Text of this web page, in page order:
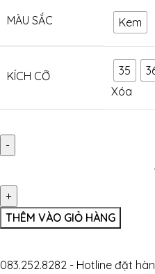
MÀU SẮC Kem
KÍCH CỠ 35
Xóa
THÊM VÀO GIỎ HÀNG
083.252.8282 - Hotline đặt